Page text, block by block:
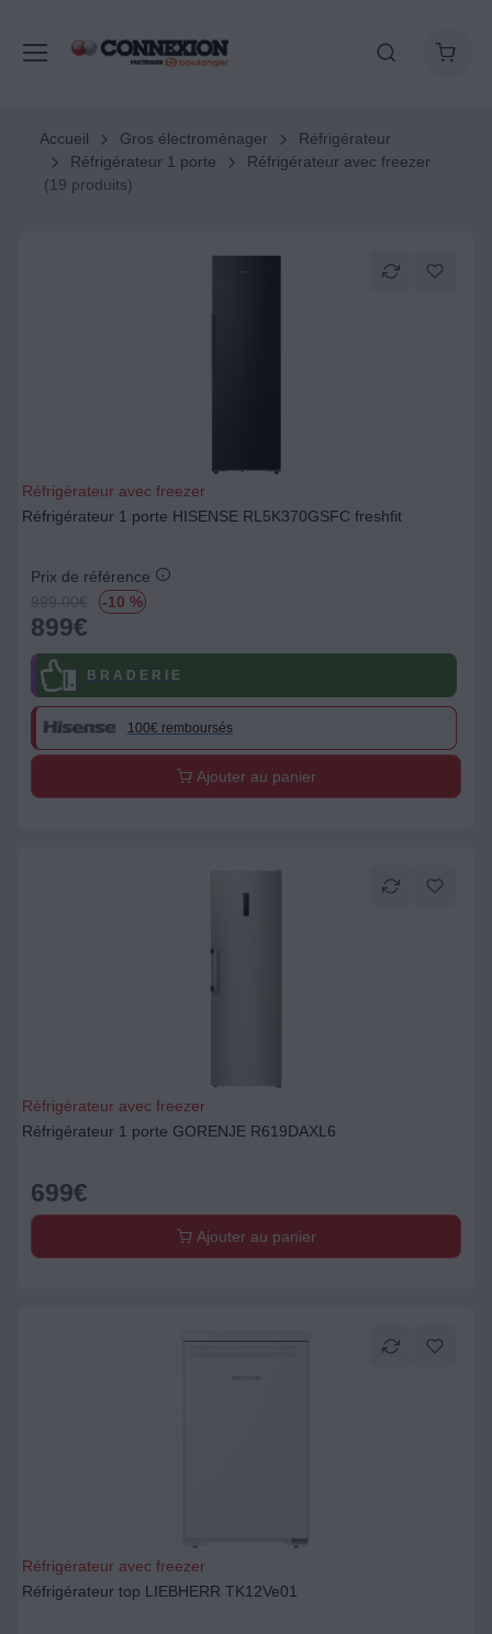
Accueil Gros électroménager
Réfrigérateur
Réfrigérateur 1 porte
Réfrigérateur avec freezer
(19 produits)
Réfrigérateur avec freezer
Réfrigérateur 1 porte HISENSE RL5K370GSFC freshfit
Prix de référence
999.00€ -10 %
899€
B R A D E R I E
100€ remboursés
Ajouter au panier
Réfrigérateur avec freezer
Réfrigérateur 1 porte GORENJE R619DAXL6
699€
Ajouter au panier
Réfrigérateur avec freezer
Réfrigérateur top LIEBHERR TK12Ve01